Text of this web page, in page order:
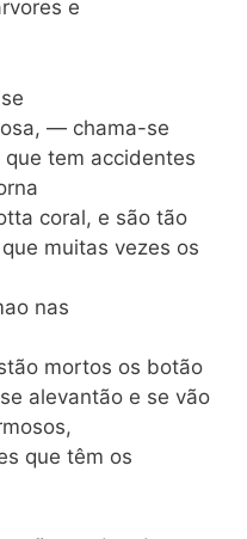
e
— chama-se
tem accidentes
coral, e são tão
muitas vezes os
nas
mortos os botão
alevantão e se vão
que têm os